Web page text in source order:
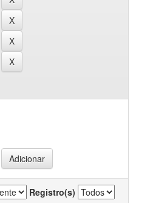
Registro(s)